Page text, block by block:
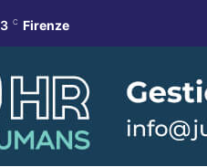
C Firenze